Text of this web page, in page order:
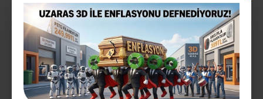
399,99TL
Vergiler Hariç: 333,33TL
Mevcut Seçenekler: